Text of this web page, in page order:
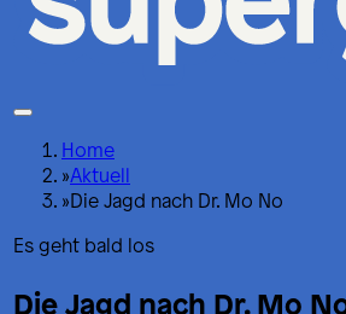
Home
»Aktuell
»Die Jagd nach Dr. Mo No
Es geht bald los
Die Jagd nach Dr. Mo